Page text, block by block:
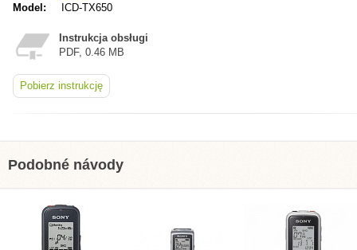
Model:
ICD-TX650
Instrukcja obsługi
PDF, 0.46 MB
Pobierz instrukcję
Podobné návody